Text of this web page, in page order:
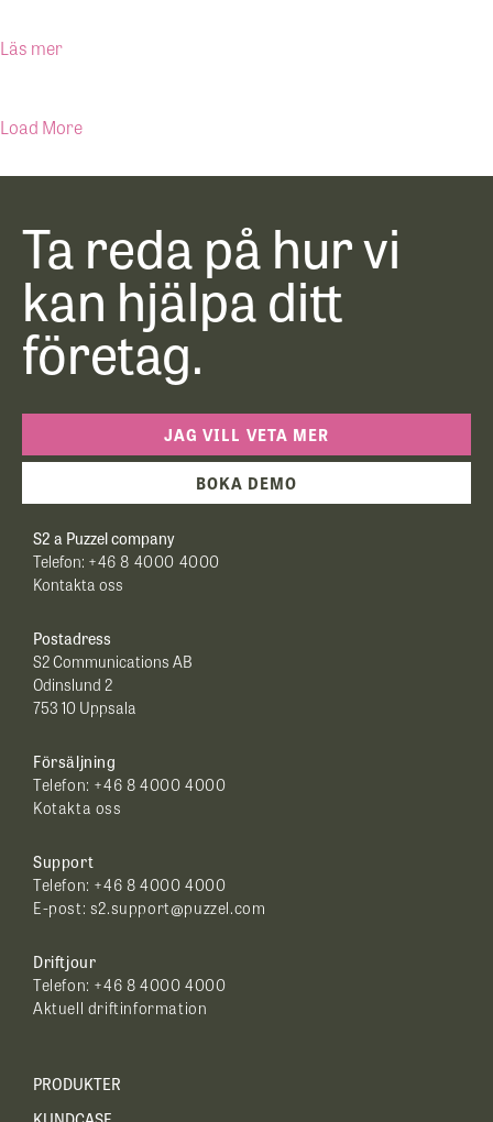
Läs mer
Load More
Ta reda på hur vi
kan hjälpa ditt
företag.
JAG VILL VETA MER
BOKA DEMO
S2 a Puzzel company
Telefon: +46 8 4000 4000
Kontakta oss
Postadress
S2 Communications AB
Odinslund 2
753 10 Uppsala
Försäljning
Telefon: +46 8 4000 4000
Kotakta oss
Support
Telefon: +46 8 4000 4000
E-post: s2.support@puzzel.com
Driftjour
Telefon: +46 8 4000 4000
Aktuell driftinformation
PRODUKTER